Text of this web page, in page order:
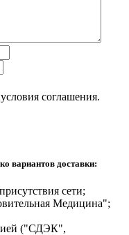
соглашения.
вариантов доставки:
сети;
Медицина";
("СДЭК",